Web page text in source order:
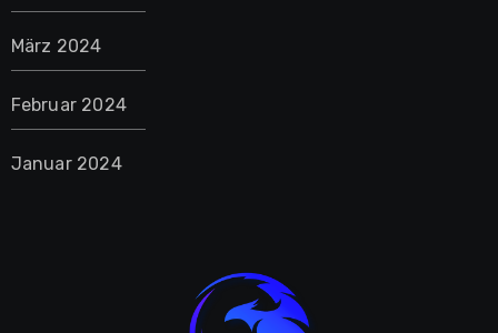
März 2024
Februar 2024
Januar 2024